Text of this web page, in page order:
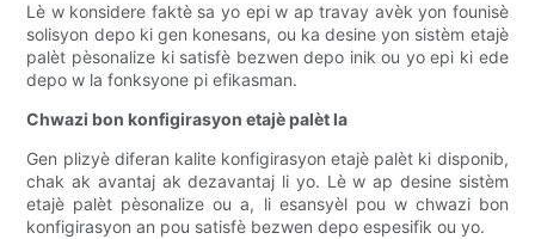
Lè w konsidere faktè sa yo epi w ap travay avèk yon founisè
solisyon depo ki gen konesans, ou ka desine yon sistèm etajè
palèt pèsonalize ki satisfè bezwen depo inik ou yo epi ki ede
depo w la fonksyone pi efikasman.
Chwazi bon konfigirasyon etajè palèt la
Gen plizyè diferan kalite konfigirasyon etajè palèt ki disponib,
chak ak avantaj ak dezavantaj li yo. Lè w ap desine sistèm
etajè palèt pèsonalize ou a, li esansyèl pou w chwazi bon
konfigirasyon an pou satisfè bezwen depo espesifik ou yo.